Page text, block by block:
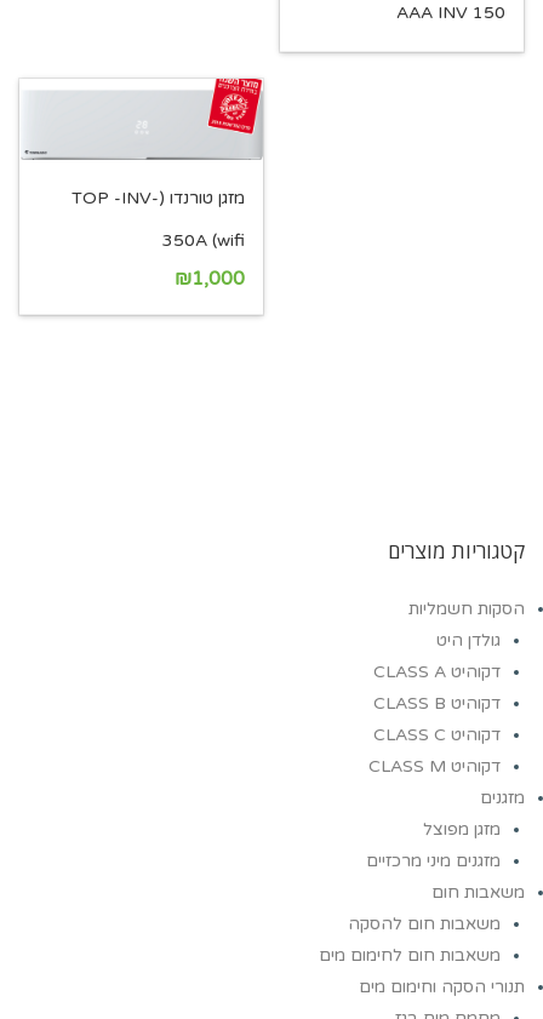
AAA INV 150
מזגן טורנדו (TOP -INV-
350A (wifi
₪1,000
קטגוריות מוצרים
הסקות חשמליות
גולדן היט
דקוהיט CLASS A
דקוהיט CLASS B
דקוהיט CLASS C
דקוהיט CLASS M
מזגנים
מזגן מפוצל
מזגנים מיני מרכזיים
משאבות חום
משאבות חום להסקה
משאבות חום לחימום מים
תנורי הסקה וחימום מים